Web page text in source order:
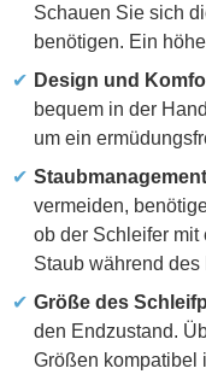
Schauen Sie sich
benötigen. Ein
Design und
bequem in der
um ein
vermeiden,
ob der Schleifer mit
Staub während des
Größe des
den Endzustand.
Größen kompatibel